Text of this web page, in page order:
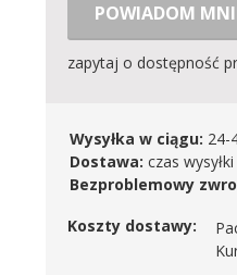
POWIADOM
zapytaj o dostępność
Wysyłka w ciągu: 24-
Dostawa: czas
Bezproblemowy
Koszty dostawy: